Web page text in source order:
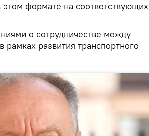
формате на соответствующих
о сотрудничестве между
развития транспортного